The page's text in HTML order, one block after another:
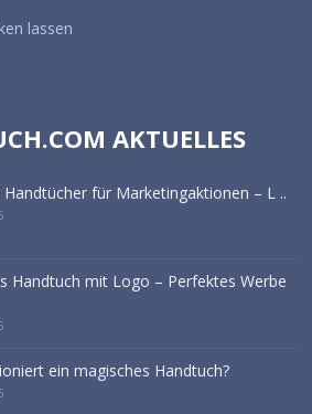
lassen
AKTUELLES
Handtücher für Marketingaktionen – L ..
Handtuch mit Logo – Perfektes Werbe
ein magisches Handtuch?